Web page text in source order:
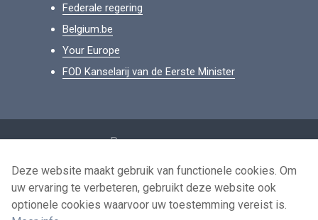
Federale regering
Belgium.be
Your Europe
FOD Kanselarij van de Eerste Minister
Persoonsgegevens
Voorwaarden voor het hergebruik
Contacteer ons
Deze website maakt gebruik van functionele cookies. Om
uw ervaring te verbeteren, gebruikt deze website ook
optionele cookies waarvoor uw toestemming vereist is.